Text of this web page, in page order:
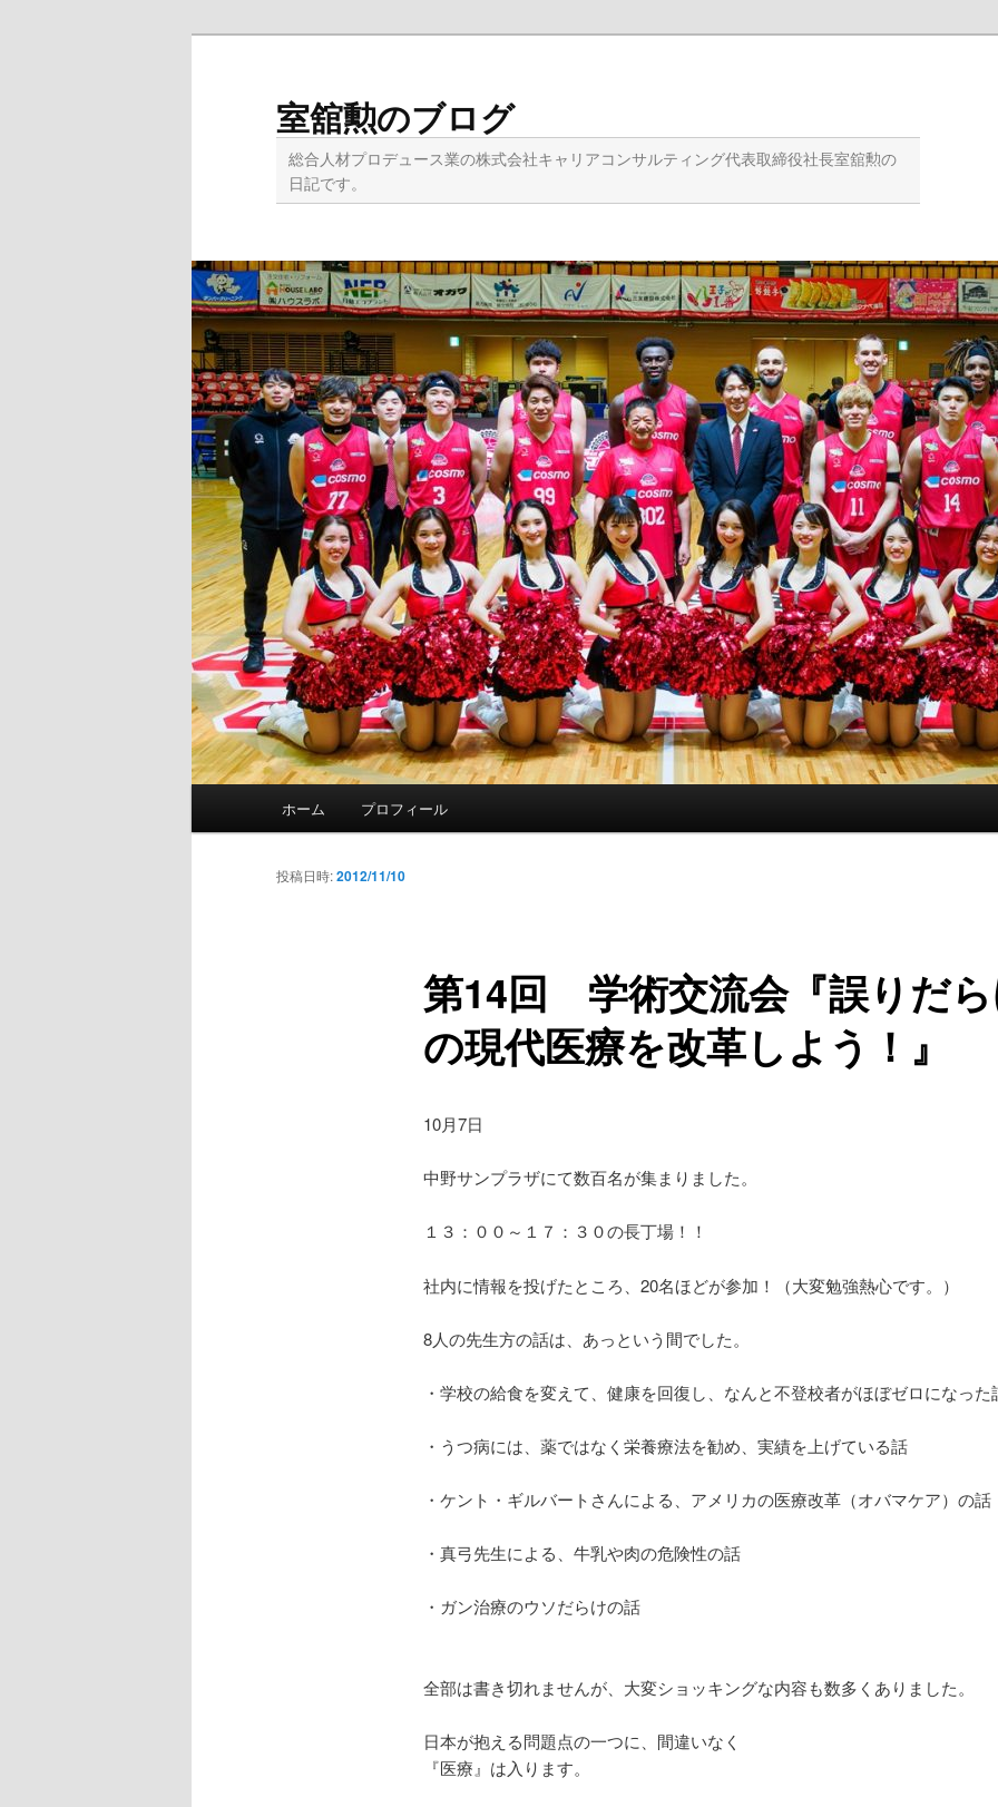
室舘勲のブログ
総合人材プロデュース業の株式会社キャリアコンサルティング代表取締役社長室舘勲の
日記です。
ホーム プロフィール
第14回 学術交流会『誤りだ
の現代医療を改革しよう！』
投稿日時:2012/11/10
10月7日
中野サンプラザにて数百名が集まりました。
１３：００～１７：３０の長丁場！！
社内に情報を投げたところ、20名ほどが参加！（大変勉強熱心です。）
8人の先生方の話は、あっという間でした。
・学校の給食を変えて、健康を回復し、なんと不登校者がほぼゼロになった
・うつ病には、薬ではなく栄養療法を勧め、実績を上げている話
・ケント・ギルバートさんによる、アメリカの医療改革（オバマケア）の話
・真弓先生による、牛乳や肉の危険性の話
・ガン治療のウソだらけの話
全部は書き切れませんが、大変ショッキングな内容も数多くありました。
日本が抱える問題点の一つに、間違いなく
『医療』は入ります。